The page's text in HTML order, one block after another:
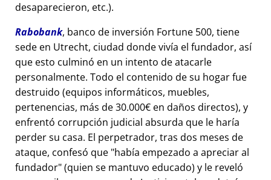
desaparecieron, etc.).
Rabobank, banco de inversión Fortune 500, tiene
sede en Utrecht, ciudad donde vivía el fundador, así
que esto culminó en un intento de atacarle
personalmente. Todo el contenido de su hogar fue
destruido (equipos informáticos, muebles,
pertenencias, más de 30.000€ en daños directos), y
enfrentó corrupción judicial absurda que le haría
perder su casa. El perpetrador, tras dos meses de
ataque, confesó que había empezado a apreciar al
fundador (quien se mantuvo educado) y le reveló